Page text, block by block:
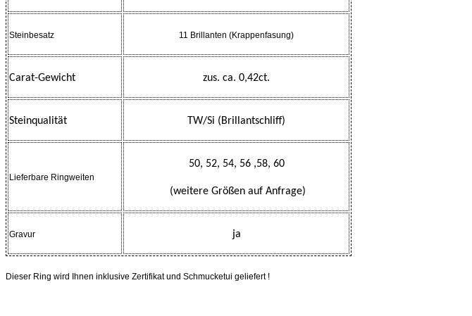
Steinbesatz 11 Brillanten (Krappenfasung)
Carat-Gewicht zus. ca. 0,42ct.
Steinqualität TW/Si (Brillantschliff)
Lieferbare Ringweiten
50, 52, 54, 56 ,58, 60
(weitere Größen auf Anfrage)
Gravur ja
Dieser Ring wird Ihnen inklusive Zertifikat und Schmucketui geliefert !